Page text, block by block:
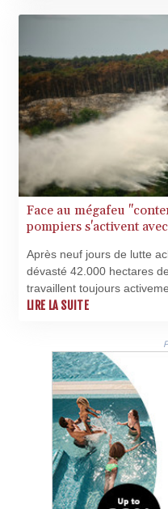
d'Espagne.
Face au mégafeu
pompiers s'activent
Après neuf jours de lutte
dévasté 42.000 hectares
travaillent toujours
"l'espoir" d'une maîtrise
d'autres habitants évacués.
LIRE LA SUITE